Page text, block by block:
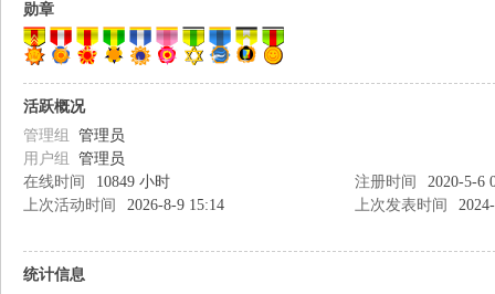
勋章
活跃概况
管理组 管理员
用户组 管理员
在线时间
10849 小时 注册时间
2020-5-6
上次活动时间
2026-8-9 15:14 上次发表时间
统计信息